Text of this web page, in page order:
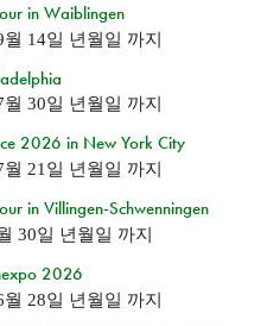
in Waiblingen
월 14일 년월일 까지
월 30일 년월일 까지
2026 in New York City
월 21일 년월일 까지
in Villingen-Schwenningen
30일 년월일 까지
2026
월 28일 년월일 까지